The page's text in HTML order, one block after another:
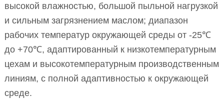
высокой влажностью, большой пыльной нагрузкой
и сильным загрязнением маслом; диапазон
рабочих температур окружающей среды от -25℃
до +70℃, адаптированный к низкотемпературным
цехам и высокотемпературным производственным
линиям, с полной адаптивностью к окружающей
среде.